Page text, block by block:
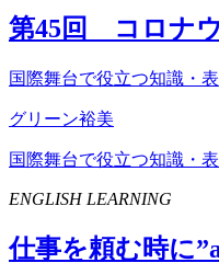
第45回 コロナ
国際舞台で役立つ知識・表
グリーン裕美
国際舞台で役立つ知識・
ENGLISH LEARNING
仕事を頼む時に”